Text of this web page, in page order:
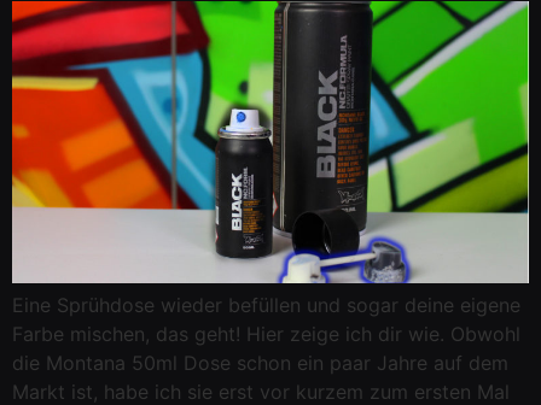
Eine Sprühdose wieder befüllen und sogar deine eigene
Farbe mischen, das geht! Hier zeige ich dir wie. Obwohl
die Montana 50ml Dose schon ein paar Jahre auf dem
Markt ist, habe ich sie erst vor kurzem zum ersten Mal